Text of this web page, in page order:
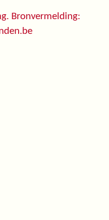
Bronvermelding: